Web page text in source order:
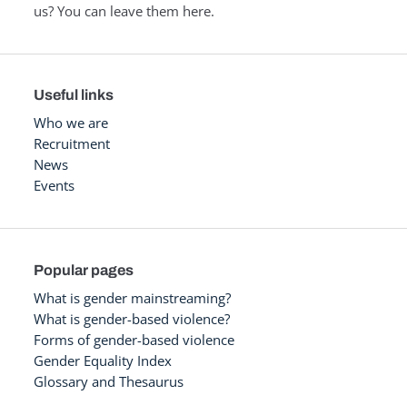
us? You can leave them here.
Useful links
Who we are
Recruitment
News
Events
Popular pages
What is gender mainstreaming?
What is gender-based violence?
Forms of gender-based violence
Gender Equality Index
Glossary and Thesaurus